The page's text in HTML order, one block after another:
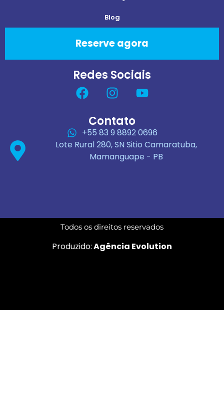
Blog
Reserve agora
Redes Sociais
Contato
+55 83 9 8892 0696
Lote Rural 280, SN Sitio Camaratuba,
Mamanguape - PB
Todos os direitos reservados
Produzido:Agência Evolution